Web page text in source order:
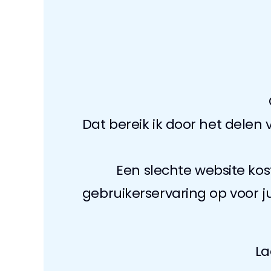
Dat bereik ik door het
Een slechte website
gebruikerservaring op voor